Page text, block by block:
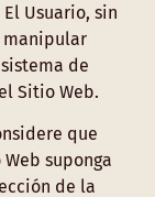
Usuario, sin
manipular
de
Sitio Web.
que
suponga
de la